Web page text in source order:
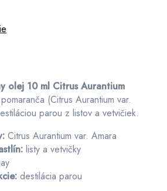
olej 10 ml Citrus Aurantium
(Citrus Aurantium var.
parou z listov a vetvičiek.
Citrus Aurantium var. Amara
listy a vetvičky
destilácia parou